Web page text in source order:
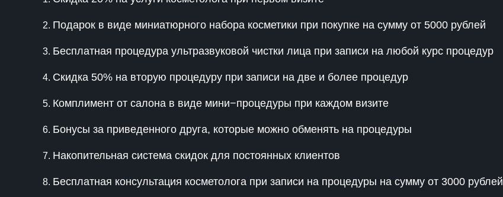
Подарок в виде миниатюрного набора косметики при покупке на сумму от 5000 рублей
Бесплатная процедура ультразвуковой чистки лица при записи на любой курс процедур
Скидка 50% на вторую процедуру при записи на две и более процедур
Комплимент от салона в виде мини−процедуры при каждом визите
Бонусы за приведенного друга, которые можно обменять на процедуры
Накопительная система скидок для постоянных клиентов
Бесплатная консультация косметолога при записи на процедуры на сумму от 3000 рублей